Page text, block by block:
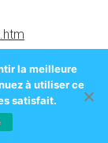
la meilleure
à utiliser ce
satisfait.